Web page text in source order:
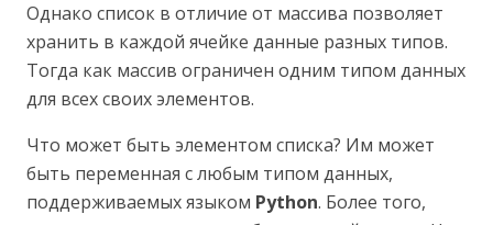
Однако список в отличие от массива позволяет
хранить в каждой ячейке данные разных типов.
Тогда как массив ограничен одним типом данных
для всех своих элементов.
Что может быть элементом списка? Им может
быть переменная с любым типом данных,
поддерживаемых языком Python. Более того,